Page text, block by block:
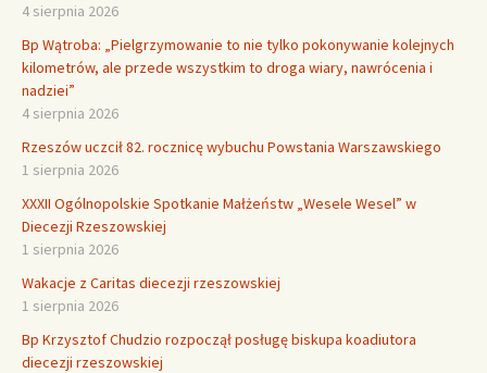
4 sierpnia 2026
Bp Wątroba: „Pielgrzymowanie to nie tylko pokonywanie kolejnych
kilometrów, ale przede wszystkim to droga wiary, nawrócenia i
nadziei”
4 sierpnia 2026
Rzeszów uczcił 82. rocznicę wybuchu Powstania Warszawskiego
1 sierpnia 2026
XXXII Ogólnopolskie Spotkanie Małżeństw „Wesele Wesel” w
Diecezji Rzeszowskiej
1 sierpnia 2026
Wakacje z Caritas diecezji rzeszowskiej
1 sierpnia 2026
Bp Krzysztof Chudzio rozpoczął posługę biskupa koadiutora
diecezji rzeszowskiej